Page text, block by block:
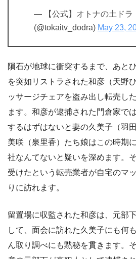
— 【公式】オトナの土ドラ
(@tokaitv_dodra) May 23,
隕石が地球に衝突するまで、あと
を突如リストラされた和彦（天野
ッサージチェアを盗み出し転売し
ます。和彦が逮捕された門倉家で
するはずはないと妻の久美子（羽
美咲（泉里香）たち娘はこの時期
社なんてないと疑いを深めます。
受けたという転売業者が自宅のマ
りに訪れます。
留置場に収監された和彦は、元部
して、面会に訪れた久美子にも何
ん取り調べにも黙秘を貫きます。